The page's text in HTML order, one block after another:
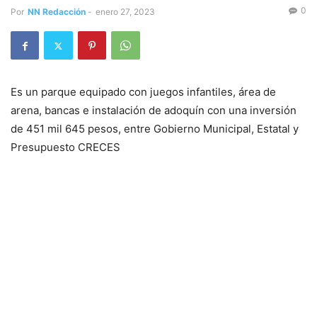
Por NN Redacción - enero 27, 2023 0
Es un parque equipado con juegos infantiles, área de
arena, bancas e instalación de adoquín con una inversión
de 451 mil 645 pesos, entre Gobierno Municipal, Estatal y
Presupuesto CRECES